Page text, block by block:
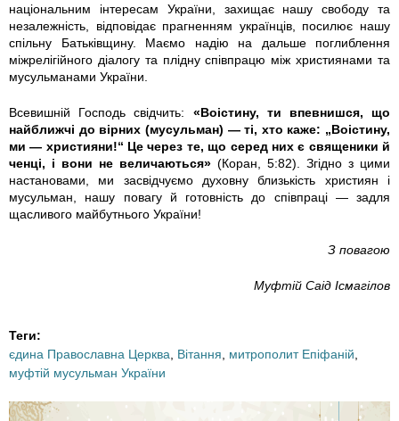
8
C
-
D
5
4
7
національним інтересам України, захищає нашу свободу та
незалежність, відповідає прагненням українців, посилює нашу
спільну Батьківщину. Маємо надію на дальше поглиблення
міжрелігійного діалогу та плідну співпрацю між християнами та
мусульманами України.
Всевишній Господь свідчить: «Воістину, ти впевнишся, що
найближчі до вірних (мусульман) — ті, хто каже: „Воістину,
ми — християни!“ Це через те, що серед них є священики й
ченці, і вони не величаються» (Коран, 5:82). Згідно з цими
настановами, ми засвідчуємо духовну близькість християн і
мусульман, нашу повагу й готовність до співпраці — задля
щасливого майбутнього України!
З повагою
Муфтій Саід Ісмагілов
Теги:
єдина Православна Церква
Вітання митрополит Епіфаній
муфтій мусульман України